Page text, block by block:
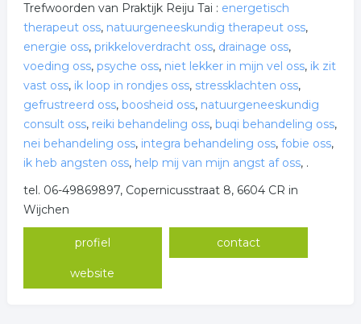
Trefwoorden van Praktijk Reiju Tai : energetisch
therapeut oss, natuurgeneeskundig therapeut oss,
energie oss, prikkeloverdracht oss, drainage oss,
voeding oss, psyche oss, niet lekker in mijn vel oss, ik zit
vast oss, ik loop in rondjes oss, stressklachten oss,
gefrustreerd oss, boosheid oss, natuurgeneeskundig
consult oss, reiki behandeling oss, buqi behandeling oss,
nei behandeling oss, integra behandeling oss, fobie oss,
ik heb angsten oss, help mij van mijn angst af oss, .
tel. 06-49869897, Copernicusstraat 8, 6604 CR in
Wijchen
profiel contact
website